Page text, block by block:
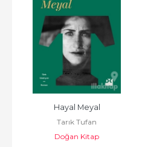
Hayal Meyal
Tarık Tufan
Doğan Kitap